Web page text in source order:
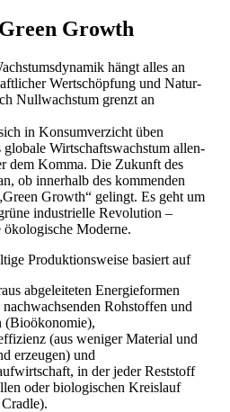
Growth
hängt alles an
Wertschöpfung und Natur­
Nullwachstum grenzt an
in Konsum­ver­zicht üben
globale Wirtschafts­wachstum allen­
dem Komma. Die Zukunft des
ob innerhalb des kommenden
Growth“ gelingt. Es geht um
indus­trielle Revolution –
Moderne.
Produk­ti­ons­weise basiert auf
abgelei­teten Energie­formen
Rohstoffen und
(Bioöko­nomie),
(aus weniger Material und
erzeugen) und
in der jeder Reststoff
oder biolo­gi­schen Kreislauf